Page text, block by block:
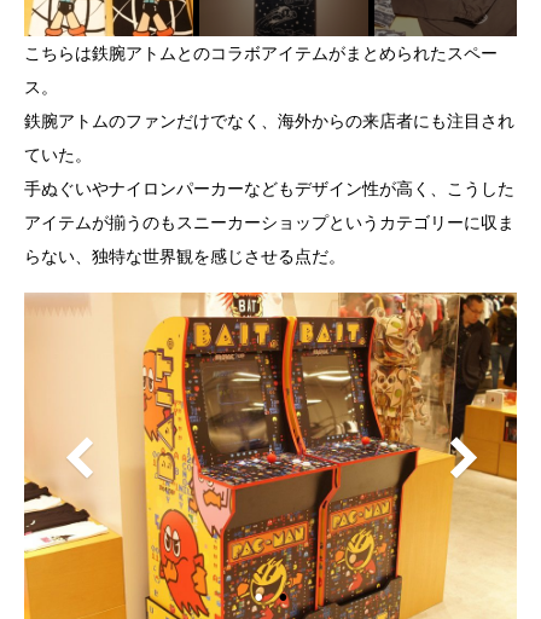
こちらは鉄腕アトムとのコラボアイテムがまとめられたスペー
ス。
鉄腕アトムのファンだけでなく、海外からの来店者にも注目され
ていた。
手ぬぐいやナイロンパーカーなどもデザイン性が高く、こうした
アイテムが揃うのもスニーカーショップというカテゴリーに収ま
らない、独特な世界観を感じさせる点だ。